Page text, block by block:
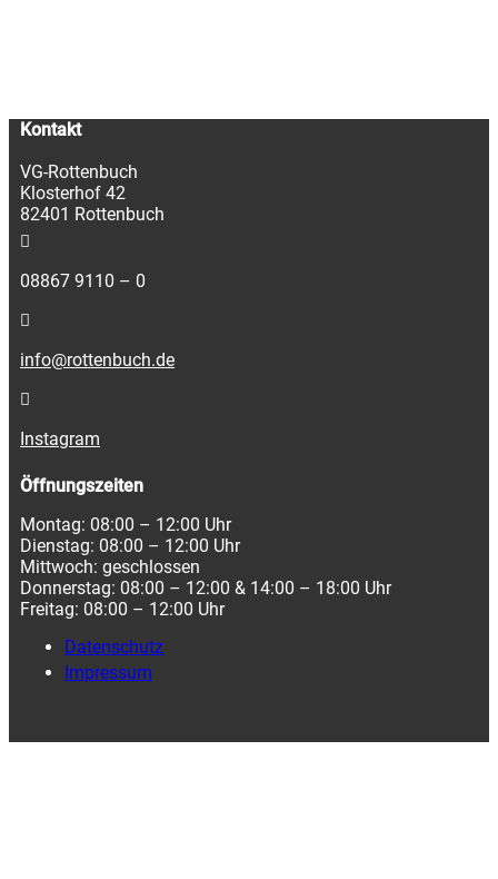
Kontakt
VG-Rottenbuch
Klosterhof 42
82401 Rottenbuch
08867 9110 – 0
info@rottenbuch.de
Instagram
Öffnungszeiten
Montag: 08:00 – 12:00 Uhr
Dienstag: 08:00 – 12:00 Uhr
Mittwoch: geschlossen
Donnerstag: 08:00 – 12:00 & 14:00 – 18:00 Uhr
Freitag: 08:00 – 12:00 Uhr
Datenschutz
Impressum